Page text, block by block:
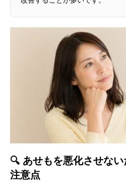
🔍 あせもを悪化させな
注意点